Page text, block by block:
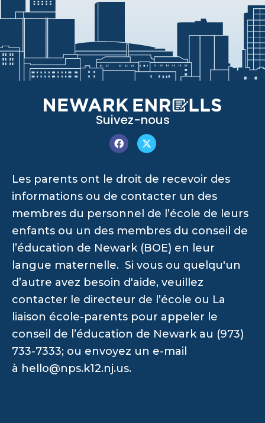
Suivez-nous
Les parents ont le droit de recevoir des
informations ou de contacter un des
membres du personnel de l’école de leurs
enfants ou un des membres du conseil de
l’éducation de Newark (BOE) en leur
langue maternelle. Si vous ou quelqu'un
d’autre avez besoin d'aide, veuillez
contacter le directeur de l’école ou La
liaison école-parents pour appeler le
conseil de l’éducation de Newark au (973)
733-7333; ou envoyez un e-mail
à hello@nps.k12.nj.us.